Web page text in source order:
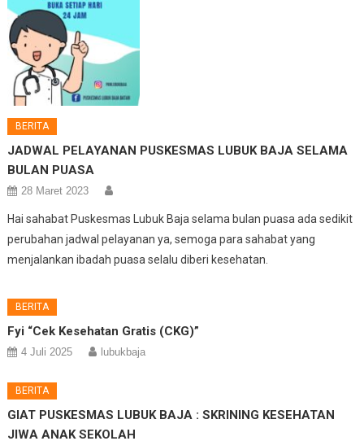
BERITA
JADWAL PELAYANAN PUSKESMAS LUBUK BAJA SELAMA
BULAN PUASA
28 Maret 2023
Hai sahabat Puskesmas Lubuk Baja selama bulan puasa ada sedikit
perubahan jadwal pelayanan ya, semoga para sahabat yang
menjalankan ibadah puasa selalu diberi kesehatan.
BERITA
Fyi “Cek Kesehatan Gratis (CKG)”
4 Juli 2025 lubukbaja
BERITA
GIAT PUSKESMAS LUBUK BAJA : SKRINING KESEHATAN
JIWA ANAK SEKOLAH